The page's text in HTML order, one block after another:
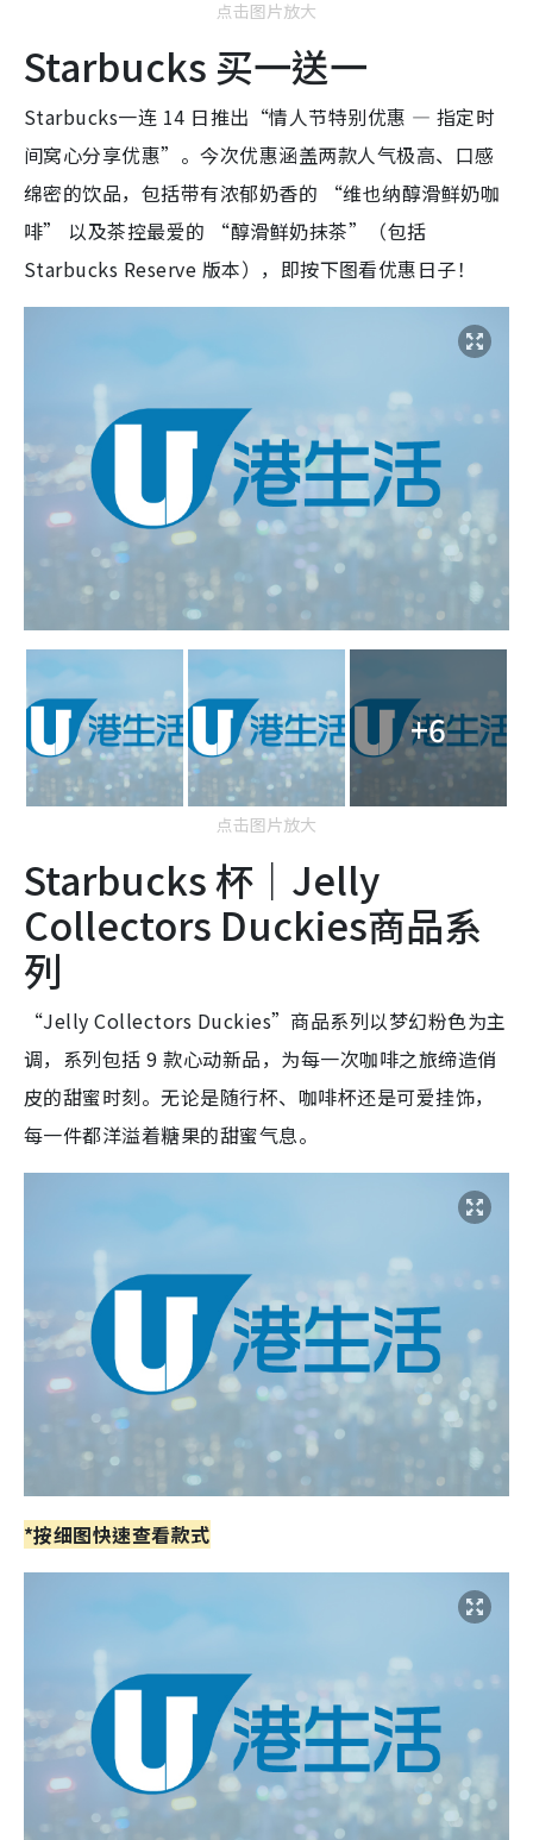
点击图片放大
Starbucks 买一送一
Starbucks一连 14 日推出“情人节特别优惠 — 指定时
间窝心分享优惠”。今次优惠涵盖两款人气极高、口感
绵密的饮品，包括带有浓郁奶香的 “维也纳醇滑鲜奶咖
啡” 以及茶控最爱的 “醇滑鲜奶抹茶”（包括
Starbucks Reserve 版本），即按下图看优惠日子！
+6
点击图片放大
Starbucks 杯｜Jelly
Collectors Duckies商品系
列
“Jelly Collectors Duckies”商品系列以梦幻粉色为主
调，系列包括 9 款心动新品，为每一次咖啡之旅缔造俏
皮的甜蜜时刻。无论是随行杯、咖啡杯还是可爱挂饰，
每一件都洋溢着糖果的甜蜜气息。
*按细图快速查看款式